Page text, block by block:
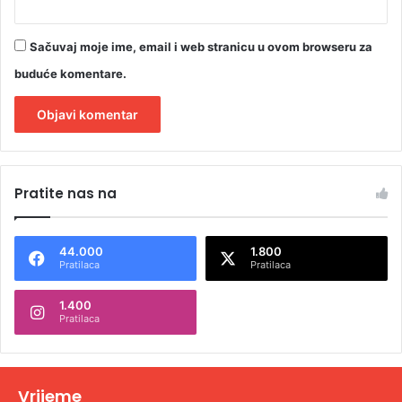
Sačuvaj moje ime, email i web stranicu u ovom browseru za
buduće komentare.
t
n
t
v
Pratite nas na
44.000
Pratilaca
1.800
Pratilaca
1.400
Pratilaca
Vrijeme